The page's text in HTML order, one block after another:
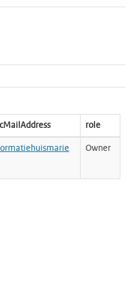
role
Owner